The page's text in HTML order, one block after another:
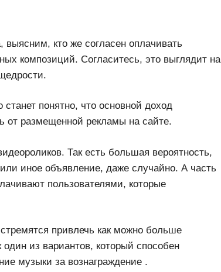
кто же согласен оплачивать
композиций. Согласитесь, это выглядит на
понятно, что основной доход
от размещенной рекламы на сайте.
Так есть большая вероятность,
иное объявление, даже случайно. А часть
пользователями, которые
привлечь как можно больше
один из вариантов, который способен
музыки за вознаграждение .